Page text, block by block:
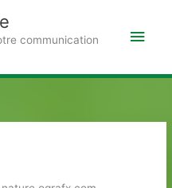
communication